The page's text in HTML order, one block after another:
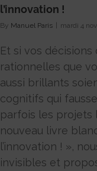
l’innovation !
By Manuel Paris mardi 4
Et si vos décisions
rationnelles que
aussi brillants
cognitifs qui
parfois les projets
nouveau livre
l’innovation ! »,
invisibles et